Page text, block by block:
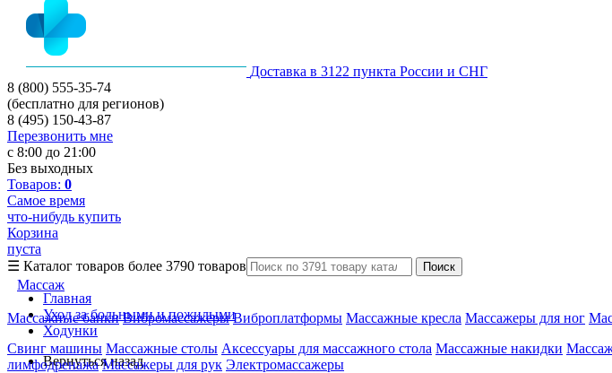
Доставка в 3122 пункта России и СНГ
8 (800) 555-35-74
(бесплатно для регионов)
8 (495) 150-43-87
Перезвонить мне
с 8:00 до 21:00
Без выходных
Товаров: 0
Самое время
что-нибудь купить
Корзина
пуста
☰ Каталог товаров более 3790 товаров
Массаж
Массажные банки Вибромассажеры Виброплатформы Массажные кресла Массажеры для ног
Свинг машины Массажные столы Аксессуары для массажного стола Массажные накидки
лимфодренажа Массажеры для рук Электромассажеры
Поиск
Главная
Уход за больными и пожилыми
Ходунки
Вернуться назад